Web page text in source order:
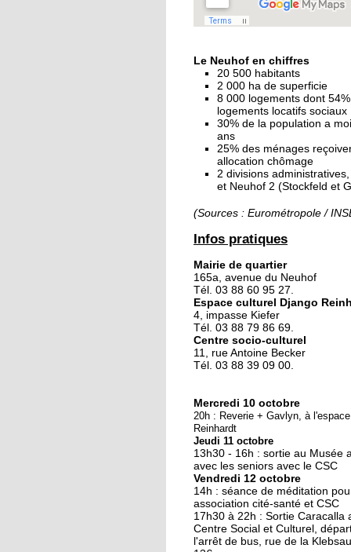
16 octobre 2018
ciel ouvert »
16 octobre 2018
Un vécu de poids
15 octobre 2018
Difracto : devenir un
avec Django
Le vrac s'invite au
11 octobre 2018
Les petites filles
chaussent leurs
10 octobre 2018
Nouveau look pour
nouvelle mairie
19 octobre 2017
Face au challenge du
numérique
Le Neuhof en chiffres
20 500 habitants
2 000 ha de superficie
8 000 logements dont
logements locatifs sociaux
30% de la population a
ans
25% des ménages
allocation chômage
2 divisions
et Neuhof 2 (Stockfeld et
(Sources : Eurométropole /
Infos pratiques
Mairie de quartier
165a, avenue du Neuhof
Tél. 03 88 60 95 27.
Espace culturel Django
4, impasse Kiefer
Tél. 03 88 79 86 69.
Centre socio-culturel
11, rue Antoine Becker
Tél. 03 88 39 09 00.
Mercredi 10 octobre
20h : Reverie + Gavlyn, à
Reinhardt
Jeudi 11 octobre
13h30 - 16h : sortie au Musée
avec les seniors avec le CSC
Vendredi 12 octobre
14h : séance de méditation
association cité-santé et CSC
17h30 à 22h : Sortie Caracalla
Centre Social et Culturel,
l'arrêt de bus, rue de la